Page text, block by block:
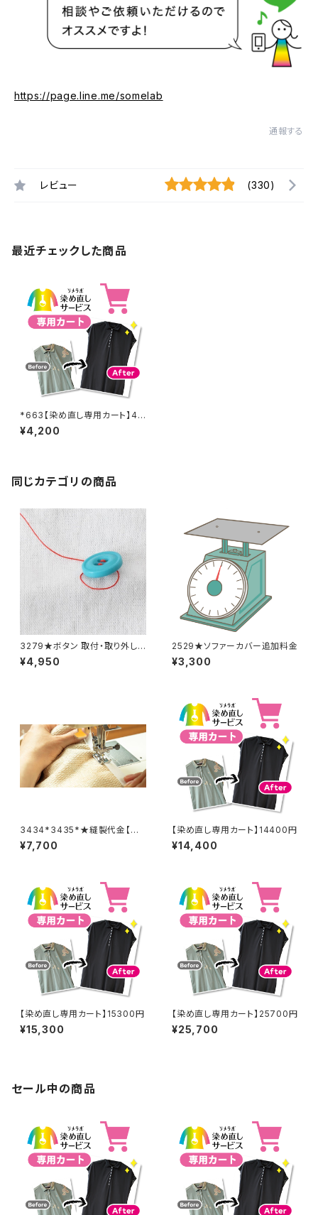
https://page.line.me/somelab
通報する
レビュー (330)
最近チェックした商品
*663【染め直し専用カート】42
00円 送料無料
¥4,200
同じカテゴリの商品
3279★ボタン 取付・取り外し
料金(15個分)
¥4,950
2529★ソファーカバー追加料金
¥3,300
3434*3435*★縫製代金【バッ
クル取り外し取り付け 2着合
計分】
¥7,700
【染め直し専用カート】14400円
¥14,400
【染め直し専用カート】15300円
¥15,300
【染め直し専用カート】25700円
¥25,700
セール中の商品